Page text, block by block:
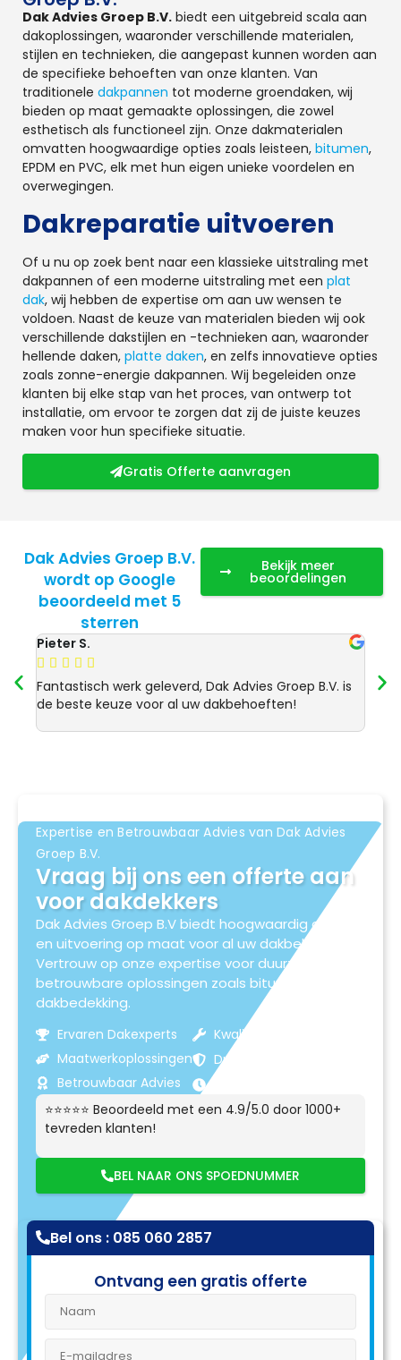
Dak Advies Groep B.V. biedt een uitgebreid scala aan
dakoplossingen, waaronder verschillende materialen,
stijlen en technieken, die aangepast kunnen worden aan
de specifieke behoeften van onze klanten. Van
traditionele dakpannen tot moderne groendaken, wij
bieden op maat gemaakte oplossingen, die zowel
esthetisch als functioneel zijn. Onze dakmaterialen
omvatten hoogwaardige opties zoals leisteen, bitumen,
EPDM en PVC, elk met hun eigen unieke voordelen en
overwegingen.
Dakreparatie uitvoeren
Of u nu op zoek bent naar een klassieke uitstraling met
dakpannen of een moderne uitstraling met een plat
dak, wij hebben de expertise om aan uw wensen te
voldoen. Naast de keuze van materialen bieden wij ook
verschillende dakstijlen en -technieken aan, waaronder
hellende daken, platte daken, en zelfs innovatieve opties
zoals zonne-energie dakpannen. Wij begeleiden onze
klanten bij elke stap van het proces, van ontwerp tot
installatie, om ervoor te zorgen dat zij de juiste keuzes
maken voor hun specifieke situatie.
Gratis Offerte aanvragen
Dak Advies Groep B.V.
wordt op Google
beoordeeld met 5
sterren
Bekijk meer
beoordelingen
Pieter S.
    
Fantastisch werk geleverd, Dak Advies Groep B.V. is
de beste keuze voor al uw dakbehoeften!
Expertise en Betrouwbaar Advies van Dak Advies
Groep B.V.
Vraag bij ons een offerte aan
voor dakdekkers
Dak Advies Groep B.V biedt hoogwaardig advies
en uitvoering op maat voor al uw dakbehoeften.
Vertrouw op onze expertise voor duurzame en
betrouwbare oplossingen zoals bitumen
dakbedekking.
Ervaren Dakexperts
Maatwerkoplossingen
Betrouwbaar Advies
Kwaliteitsmaterialen
Duurzame Resultaten
⭐⭐⭐⭐⭐ Beoordeeld met een 4.9/5.0 door 1000+
tevreden klanten!
BEL NAAR ONS SPOEDNUMMER
Bel ons : 085 060 2857
Ontvang een gratis offerte